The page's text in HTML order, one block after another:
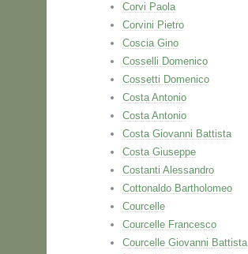
Corvi Paola
Corvini Pietro
Coscia Gino
Cosselli Domenico
Cossetti Domenico
Costa Antonio
Costa Antonio
Costa Giovanni Battista
Costa Giuseppe
Costanti Alessandro
Cottonaldo Bartholomeo
Courcelle
Courcelle Francesco
Courcelle Giovanni Battista